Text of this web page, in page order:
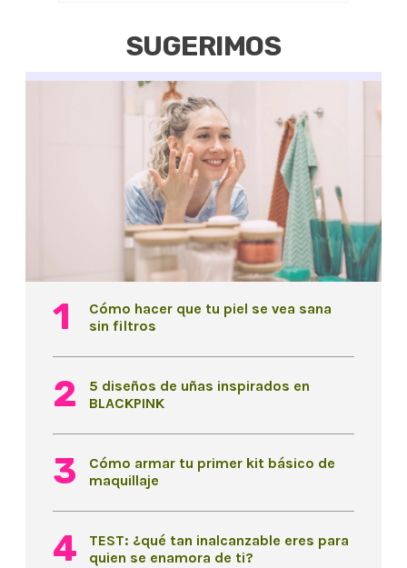
SUGERIMOS
Cómo hacer que tu piel se vea sana
sin filtros
5 diseños de uñas inspirados en
BLACKPINK
Cómo armar tu primer kit básico de
maquillaje
TEST: ¿qué tan inalcanzable eres para
quien se enamora de ti?